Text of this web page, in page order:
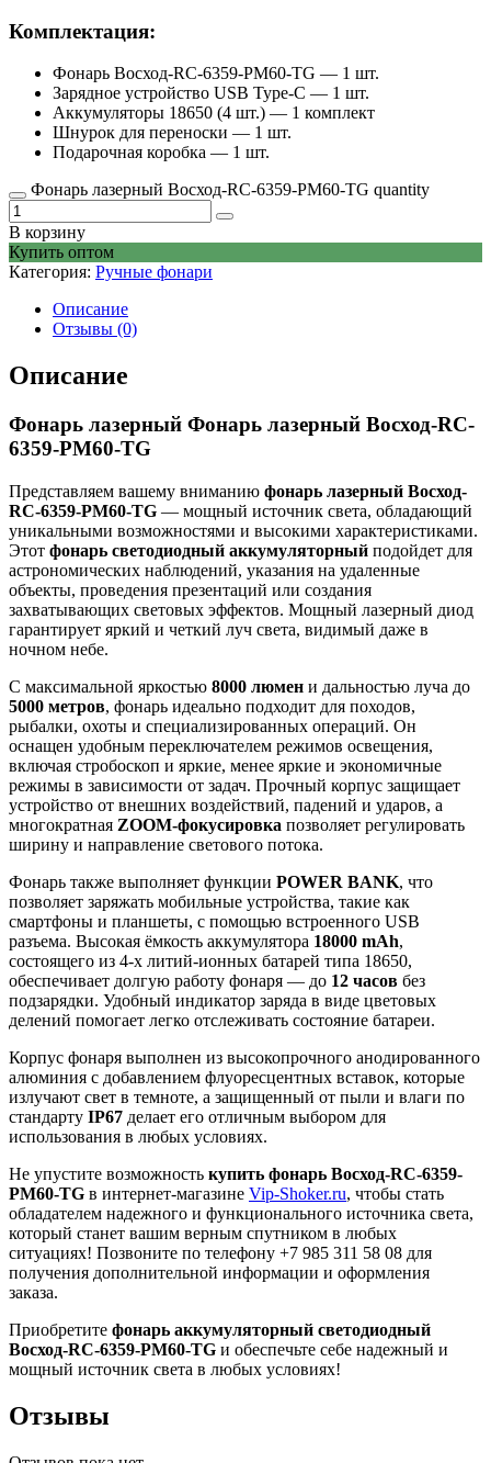
Комплектация:
Фонарь Восход-RC-6359-PM60-TG — 1 шт.
Зарядное устройство USB Type-C — 1 шт.
Аккумуляторы 18650 (4 шт.) — 1 комплект
Шнурок для переноски — 1 шт.
Подарочная коробка — 1 шт.
Фонарь лазерный Восход-RC-6359-PM60-TG quantity
В корзину
Купить оптом
Категория: Ручные фонари
Описание
Отзывы (0)
Описание
Фонарь лазерный Фонарь лазерный Восход-RC-
6359-PM60-TG
Представляем вашему вниманию фонарь лазерный Восход-
RC-6359-PM60-TG — мощный источник света, обладающий
уникальными возможностями и высокими характеристиками.
Этот фонарь светодиодный аккумуляторный подойдет для
астрономических наблюдений, указания на удаленные
объекты, проведения презентаций или создания
захватывающих световых эффектов. Мощный лазерный диод
гарантирует яркий и четкий луч света, видимый даже в
ночном небе.
С максимальной яркостью 8000 люмен и дальностью луча до
5000 метров, фонарь идеально подходит для походов,
рыбалки, охоты и специализированных операций. Он
оснащен удобным переключателем режимов освещения,
включая стробоскоп и яркие, менее яркие и экономичные
режимы в зависимости от задач. Прочный корпус защищает
устройство от внешних воздействий, падений и ударов, а
многократная ZOOM-фокусировка позволяет регулировать
ширину и направление светового потока.
Фонарь также выполняет функции POWER BANK, что
позволяет заряжать мобильные устройства, такие как
смартфоны и планшеты, с помощью встроенного USB
разъема. Высокая ёмкость аккумулятора 18000 mAh,
состоящего из 4-х литий-ионных батарей типа 18650,
обеспечивает долгую работу фонаря — до 12 часов без
подзарядки. Удобный индикатор заряда в виде цветовых
делений помогает легко отслеживать состояние батареи.
Корпус фонаря выполнен из высокопрочного анодированного
алюминия с добавлением флуоресцентных вставок, которые
излучают свет в темноте, а защищенный от пыли и влаги по
стандарту IP67 делает его отличным выбором для
использования в любых условиях.
Не упустите возможность купить фонарь Восход-RC-6359-
PM60-TG в интернет-магазине Vip-Shoker.ru, чтобы стать
обладателем надежного и функционального источника света,
который станет вашим верным спутником в любых
ситуациях! Позвоните по телефону +7 985 311 58 08 для
получения дополнительной информации и оформления
заказа.
Приобретите фонарь аккумуляторный светодиодный
Восход-RC-6359-PM60-TG и обеспечьте себе надежный и
мощный источник света в любых условиях!
Отзывы